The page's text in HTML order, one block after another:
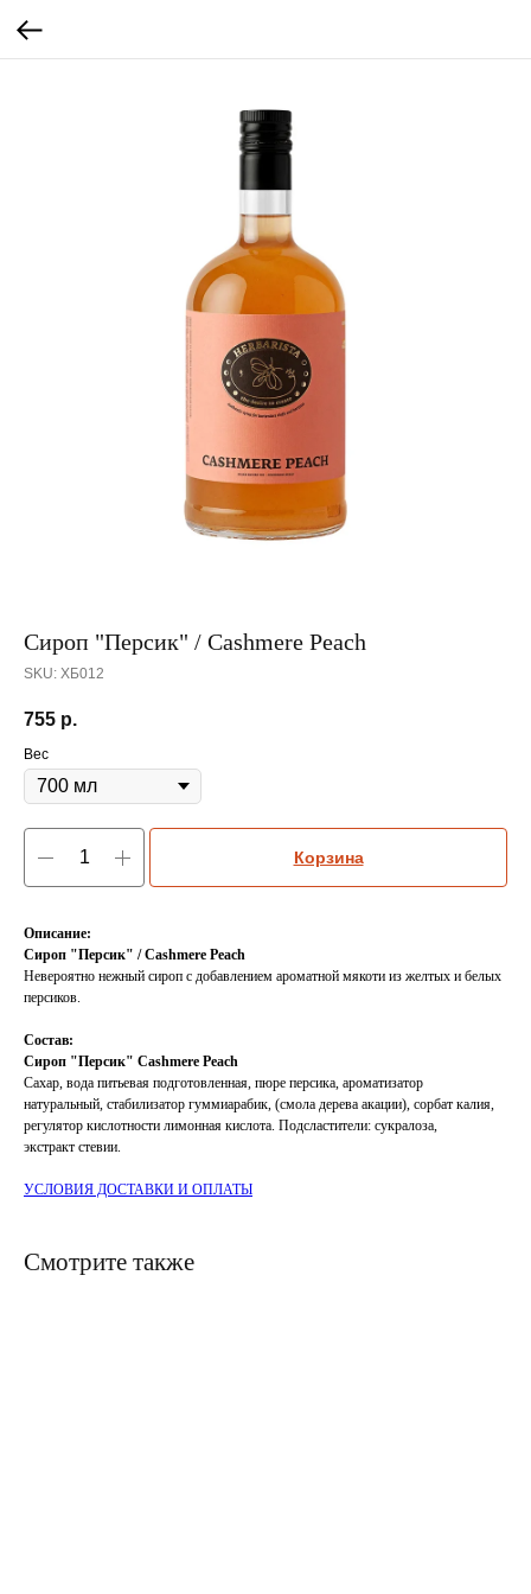
Сироп "Персик" / Cashmere Peach
SKU: ХБ012
755 р.
Вес
Корзина
Описание:
Сироп "Персик" / Cashmere Peach
Невероятно нежный сироп с добавлением ароматной мякоти из желтых и белых
персиков.
Состав:
Сироп "Персик" Cashmere Peach
Сахар, вода питьевая подготовленная, пюре персика, ароматизатор
натуральный, стабилизатор гуммиарабик, (смола дерева акации), сорбат калия,
регулятор кислотности лимонная кислота. Подсластители: сукралоза,
экстракт стевии.
УСЛОВИЯ ДОСТАВКИ И ОПЛАТЫ
Смотрите также